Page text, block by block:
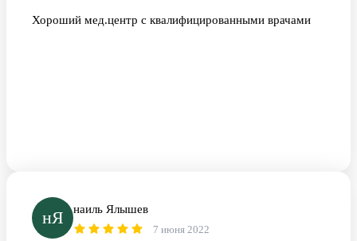
Хороший мед.центр с квалифицированными врачами
нЯ наиль Ялышев
7 июня 2022